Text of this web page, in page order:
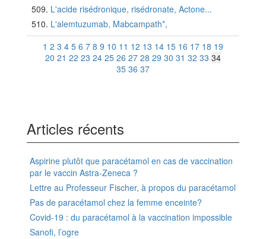
L'acide risédronique, risédronate, Actone...
L'alemtuzumab, Mabcampath*,
1 2 3 4 5 6 7 8 9 10 11 12 13 14 15 16 17 18 19
20 21 22 23 24 25 26 27 28 29 30 31 32 33 34
35 36 37
Articles récents
Aspirine plutôt que paracétamol en cas de vaccination
par le vaccin Astra-Zeneca ?
Lettre au Professeur Fischer, à propos du paracétamol
Pas de paracétamol chez la femme enceinte?
Covid-19 : du paracétamol à la vaccination impossible
Sanofi, l’ogre